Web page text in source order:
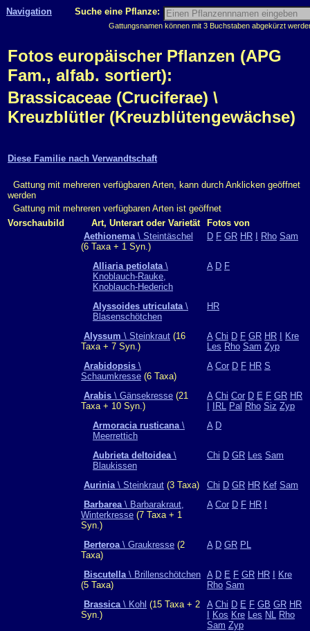
Navigation Suche eine Pflanze:
Gattungsnamen können mit 3 Buchstaben abgekürzt
Fotos europäischer Pflanzen (APG
Fam., alfab. sortiert):
Brassicaceae (Cruciferae) \
Kreuzblütler (Kreuzblütengewächse)
Diese Familie nach Verwandtschaft
Gattung mit mehreren verfügbaren Arten, kann durch Anklicken geöffnet
werden
Gattung mit mehreren verfügbaren Arten ist geöffnet
Vorschaubild
Art, Unterart oder Varietät
Fotos von
Aethionema\ Steintäschel
(6 Taxa + 1 Syn.)
D F GR HR Rho Sam
Alliaria petiolata\
Knoblauch-Rauke,
Knoblauch-Hederich
A D F
Alyssoides utriculata\
Blasenschötchen
HR
Alyssum \ Steinkraut (16
Taxa + 7 Syn.)
A Chi D F GR HR
Kre
Les Rho Sam Zyp
Arabidopsis \
Schaumkresse (6 Taxa)
A Cor D F HR S
Arabis \ Gänsekresse (21
Taxa + 10 Syn.)
A Chi Cor D E F GR HR
IRL Pal Rho Siz Zyp
Armoracia rusticana\
Meerrettich
A D
Aubrieta deltoidea\
Blaukissen
Chi D GR Les Sam
Aurinia\ Steinkraut (3 Taxa) Chi D GR HR Kef Sam
Barbarea\ Barbarakraut,
Winterkresse (7 Taxa + 1
Syn.)
A Cor D F HR
Berteroa\ Graukresse (2
Taxa)
A D GR PL
Biscutella\ Brillenschötchen
(5 Taxa)
A D E F GR HR
Kre
Rho Sam
Brassica\ Kohl (15 Taxa + 2
Syn.)
A Chi D E F GB GR HR
Kos Kre Les NL Rho
Sam Zyp